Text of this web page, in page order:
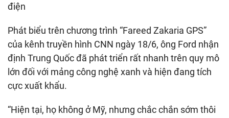
điện
Phát biểu trên chương trình “Fareed Zakaria GPS”
của kênh truyền hình CNN ngày 18/6, ông Ford nhận
định Trung Quốc đã phát triển rất nhanh trên quy mô
lớn đối với mảng công nghệ xanh và hiện đang tích
cực xuất khẩu.
“Hiện tại, họ không ở Mỹ, nhưng chắc chắn sớm thôi